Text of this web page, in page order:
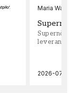
Maria
leveran,
2026-07-22